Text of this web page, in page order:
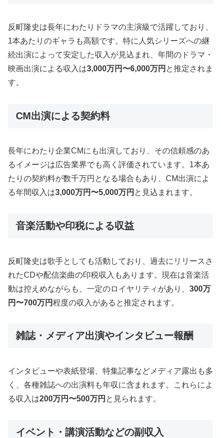
反町隆史は長年にわたりドラマの主演級で活躍しており、
1本あたりのギャラも高額です。特に人気シリーズへの継
続出演によって安定した収入が見込まれ、年間のドラマ・
映画出演による収入は3,000万円〜6,000万円 と推定されま
す。
CM出演による契約料
長年にわたり企業CMにも出演しており、その信頼感のあ
るイメージは広告業界でも高く評価されています。1本あ
たりの契約料が数千万円となる場合もあり、CM出演によ
る年間収入は3,000万円〜5,000万円 と見込まれます。
音楽活動や印税による収益
反町隆史は歌手としても活動しており、過去にリリースさ
れたCDや配信楽曲の印税収入もあります。現在は音楽活
動は控えめながらも、一定のロイヤリティがあり、 300万
円〜700万円程度の収入があると推定されます。
雑誌・メディア出演やインタビュー報酬
インタビューや表紙登場、特集記事などメディア露出も多
く、各種雑誌への出演料も年収に含まれます。これらによ
る収入は200万円〜500万円 と見られます。
イベント・講演活動などの副収入